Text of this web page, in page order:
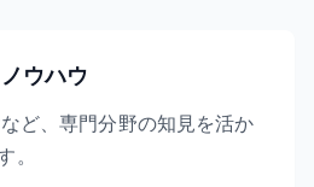
ウハウ
ど、専門分野の知見を活か
。